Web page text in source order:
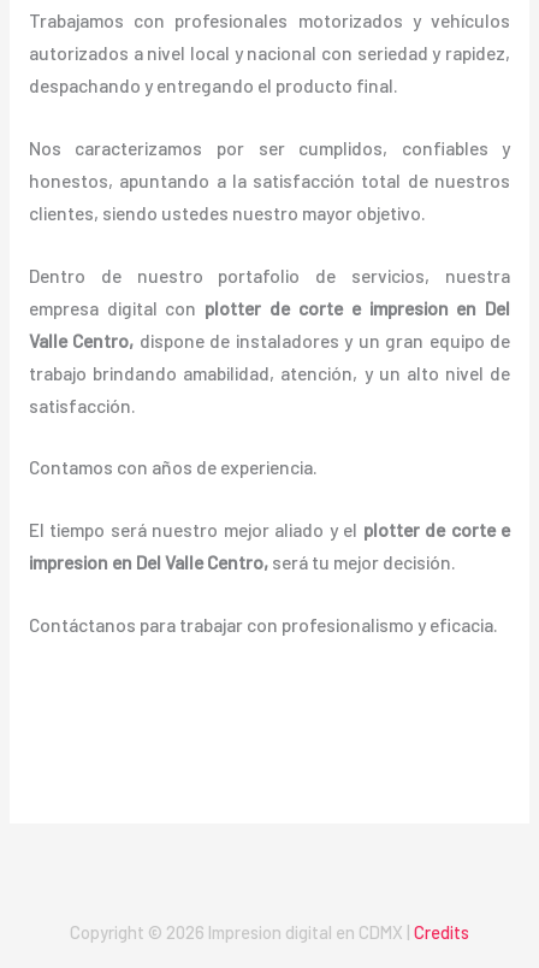
Trabajamos con profesionales motorizados y vehículos
autorizados a nivel local y nacional con seriedad y rapidez,
despachando y entregando el producto final.
Nos caracterizamos por ser cumplidos, confiables y
honestos, apuntando a la satisfacción total de nuestros
clientes, siendo ustedes nuestro mayor objetivo.
Dentro de nuestro portafolio de servicios, nuestra
empresa digital con plotter de corte e impresion en Del
Valle Centro, dispone de instaladores y un gran equipo de
trabajo brindando amabilidad, atención, y un alto nivel de
satisfacción.
Contamos con años de experiencia.
El tiempo será nuestro mejor aliado y el plotter de corte e
impresion en Del Valle Centro, será tu mejor decisión.
Contáctanos para trabajar con profesionalismo y eficacia.
Copyright © 2026 Impresion digital en CDMX | Credits